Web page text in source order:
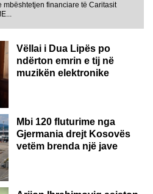
mbështetjen financiare të Caritasit
Vëllai i Dua Lipës po
ndërton emrin e tij në
muzikën elektronike
Mbi 120 fluturime nga
Gjermania drejt Kosovës
vetëm brenda një jave